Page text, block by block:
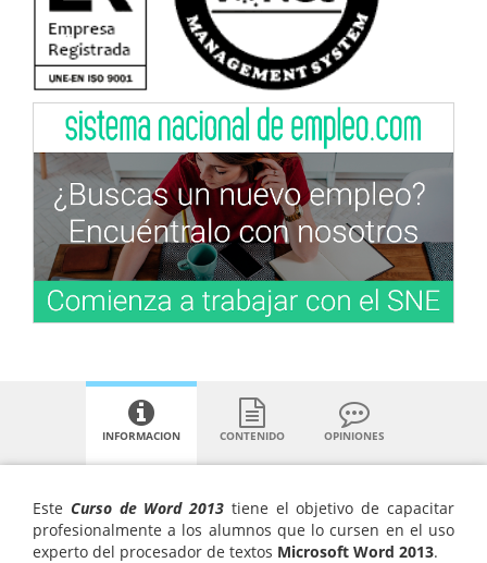
INFORMACION CONTENIDO OPINIONES
Este Curso de Word 2013 tiene el objetivo de capacitar
profesionalmente a los alumnos que lo cursen en el uso
experto del procesador de textos Microsoft Word 2013.